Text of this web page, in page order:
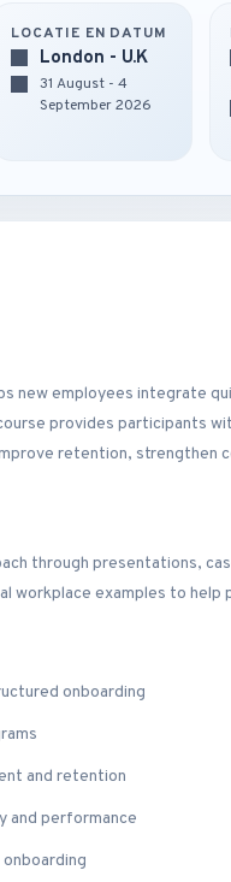
LOCATIE EN DATUM
London - U.K
31 August - 4
September 2026
new employees integrate
provides participants
retention, strengthen
through presentations,
workplace examples to
onboarding
and retention
and performance